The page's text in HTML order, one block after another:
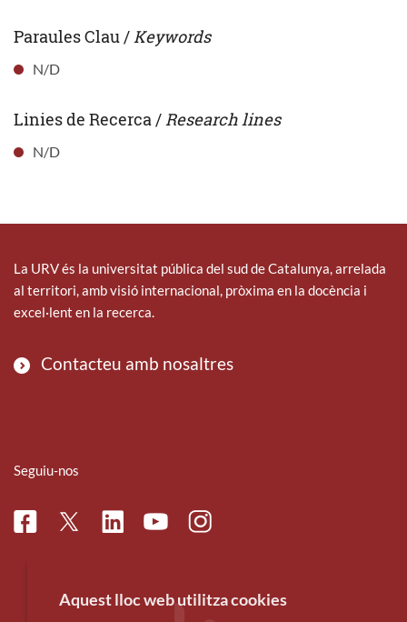
Paraules Clau / Keywords
N/D
Linies de Recerca / Research lines
N/D
La URV és la universitat pública del sud de Catalunya, arrelada
al territori, amb visió internacional, pròxima en la docència i
excel·lent en la recerca.
Contacteu amb nosaltres
Seguiu-nos
FacebookTwitterLinkedinYoutubeInstagram
Aquest lloc web utilitza cookies